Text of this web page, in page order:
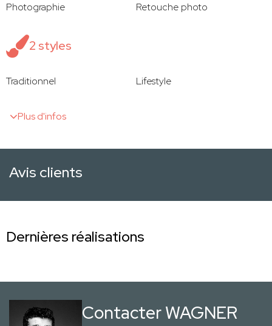
Photographie Retouche photo
2 styles
Traditionnel Lifestyle
Plus d'infos
Avis clients
Dernières réalisations
Contacter WAGNER